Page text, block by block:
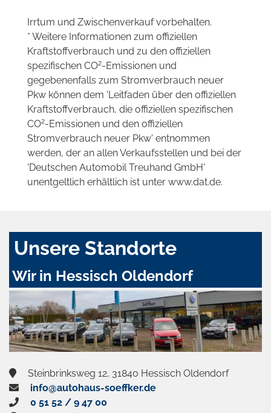
Irrtum und Zwischenverkauf vorbehalten.
* Weitere Informationen zum offiziellen
Kraftstoffverbrauch und zu den offiziellen
spezifischen CO2-Emissionen und
gegebenenfalls zum Stromverbrauch neuer
Pkw können dem 'Leitfaden über den offiziellen
Kraftstoffverbrauch, die offiziellen spezifischen
CO2-Emissionen und den offiziellen
Stromverbrauch neuer Pkw' entnommen
werden, der an allen Verkaufsstellen und bei der
'Deutschen Automobil Treuhand GmbH'
unentgeltlich erhältlich ist unter www.dat.de.
Unsere Standorte
Wir in Hessisch Oldendorf
Steinbrinksweg 12, 31840 Hessisch Oldendorf
info@autohaus-soeffker.de
0 51 52 / 9 47 00